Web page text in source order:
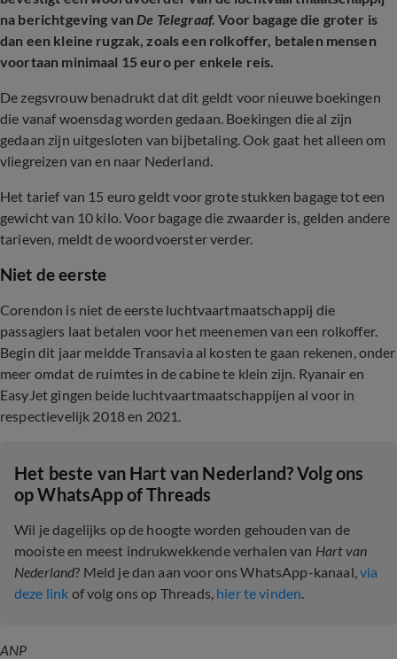
na berichtgeving vanDe Telegraaf. Voor bagage die groter is
dan een kleine rugzak, zoals een rolkoffer, betalen mensen
voortaan minimaal 15 euro per enkele reis.
De zegsvrouw benadrukt dat dit geldt voor nieuwe boekingen
die vanaf woensdag worden gedaan. Boekingen die al zijn
gedaan zijn uitgesloten van bijbetaling. Ook gaat het alleen om
vliegreizen van en naar Nederland.
Het tarief van 15 euro geldt voor grote stukken bagage tot een
gewicht van 10 kilo. Voor bagage die zwaarder is, gelden andere
tarieven, meldt de woordvoerster verder.
Niet de eerste
Corendon is niet de eerste luchtvaartmaatschappij die
passagiers laat betalen voor het meenemen van een rolkoffer.
Begin dit jaar meldde Transavia al kosten te gaan rekenen, onder
meer omdat de ruimtes in de cabine te klein zijn. Ryanair en
EasyJet gingen beide luchtvaartmaatschappijen al voor in
respectievelijk 2018 en 2021.
Het beste van Hart van Nederland? Volg ons
op WhatsApp of Threads
Wil je dagelijks op de hoogte worden gehouden van de
mooiste en meest indrukwekkende verhalen van Hart van
Nederland? Meld je dan aan voor ons WhatsApp-kanaal,via
deze link of volg ons op Threads, hier te vinden.
ANP